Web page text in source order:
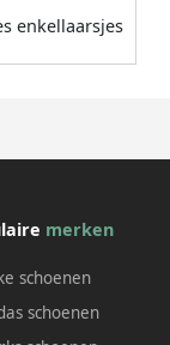
enkellaarsjes
merken
schoenen
schoenen